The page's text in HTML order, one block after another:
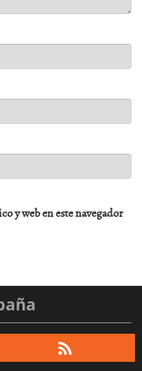
y web en este navegador